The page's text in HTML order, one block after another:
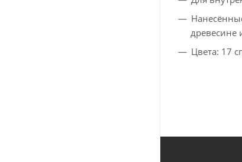
древесине
Цвета: 17